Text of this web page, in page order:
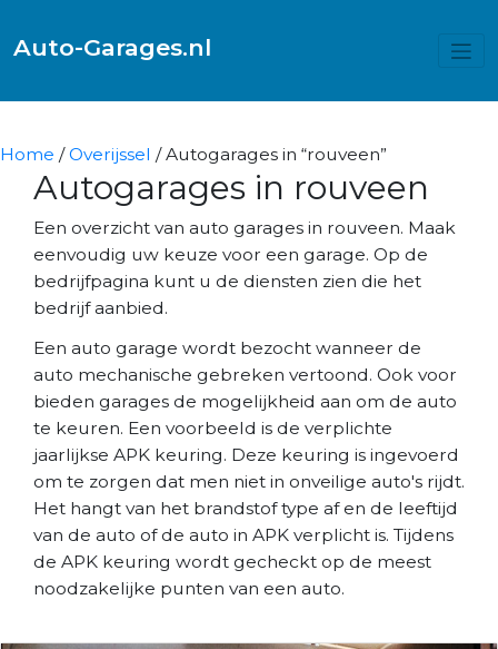
Auto-Garages.nl
Home /Overijssel / Autogarages in “rouveen”
Autogarages in rouveen
Een overzicht van auto garages in rouveen. Maak
eenvoudig uw keuze voor een garage. Op de
bedrijfpagina kunt u de diensten zien die het
bedrijf aanbied.
Een auto garage wordt bezocht wanneer de
auto mechanische gebreken vertoond. Ook voor
bieden garages de mogelijkheid aan om de auto
te keuren. Een voorbeeld is de verplichte
jaarlijkse APK keuring. Deze keuring is ingevoerd
om te zorgen dat men niet in onveilige auto's rijdt.
Het hangt van het brandstof type af en de leeftijd
van de auto of de auto in APK verplicht is. Tijdens
de APK keuring wordt gecheckt op de meest
noodzakelijke punten van een auto.